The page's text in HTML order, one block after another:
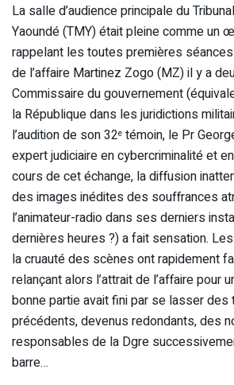
La salle d’audience principale du
Yaoundé (TMY) était pleine comme un
rappelant les toutes premières
de l’affaire Martinez Zogo (MZ) il y a
Commissaire du gouvernement
la République dans les juridictions
l’audition de son 32e témoin, le Pr
expert judiciaire en cybercriminalité et
cours de cet échange, la diffusion
des images inédites des souffrances
l’animateur-radio dans ses derniers
dernières heures ?) a fait sensation.
la cruauté des scènes ont rapidement
relançant alors l’attrait de l’affaire pour
bonne partie avait fini par se lasser des
précédents, devenus redondants, des
responsables de la Dgre
barre…